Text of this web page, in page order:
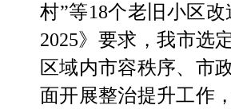
村”等18个老旧小区改
2025》 要求，我市选
区域内市容秩序、市
面开展整治提升工作，